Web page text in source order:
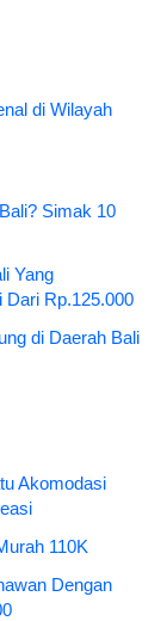
di Wilayah
Simak 10
Yang
Dari Rp.125.000
di Daerah Bali
Akomodasi
110K
Dengan